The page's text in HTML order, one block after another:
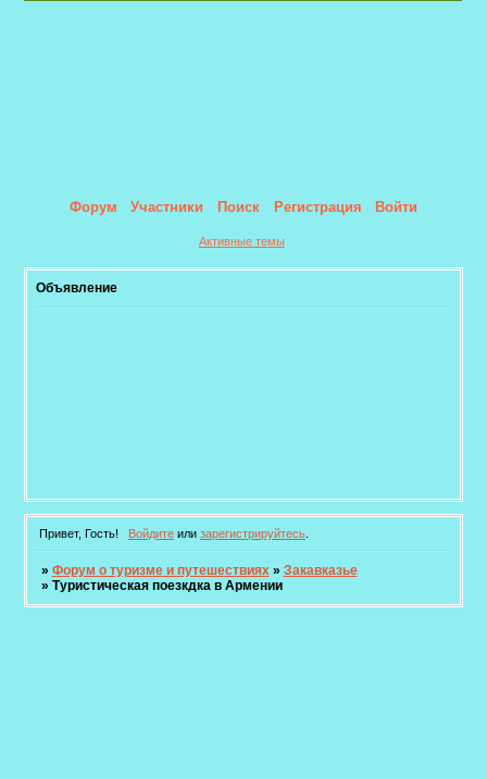
Форум Участники Поиск Регистрация Войти
Активные темы
Объявление
Привет, Гость! Войдитеили зарегистрируйтесь.
» Форум о туризме и путешествиях » Закавказье
» Туристическая поезкдка в Армении